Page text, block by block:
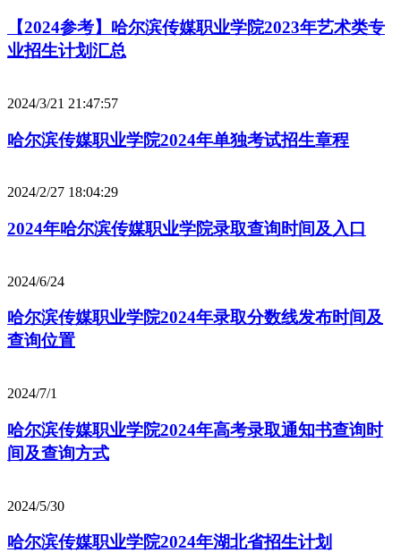
【2024参考】哈尔滨传媒职业学院2023年艺术类专
业招生计划汇总
2024/3/21 21:47:57
哈尔滨传媒职业学院2024年单独考试招生章程
2024/2/27 18:04:29
2024年哈尔滨传媒职业学院录取查询时间及入口
2024/6/24
哈尔滨传媒职业学院2024年录取分数线发布时间及
查询位置
2024/7/1
哈尔滨传媒职业学院2024年高考录取通知书查询时
间及查询方式
2024/5/30
哈尔滨传媒职业学院2024年湖北省招生计划